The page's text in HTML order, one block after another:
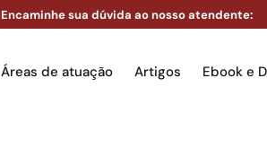
Encaminhe sua dúvida ao nosso atendente:
Áreas de atuação Artigos Ebook e